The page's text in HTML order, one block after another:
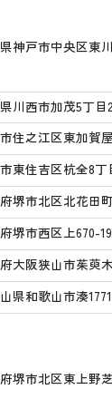
神戸市中央区東
川西市加茂5丁目
住之江区東加賀
東住吉区杭全8丁
堺市北区北花田
堺市西区上670-19
大阪狭山市茱萸
県和歌山市湊
堺市北区東上野